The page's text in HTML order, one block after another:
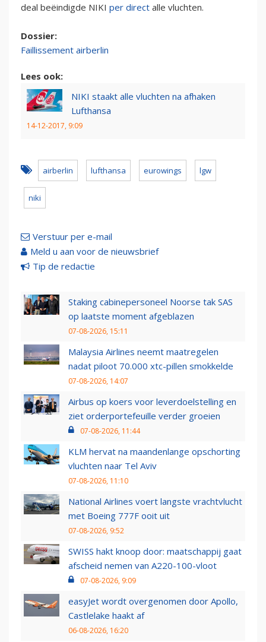
deal beëindigde NIKI per direct alle vluchten.
Dossier:
Faillissement airberlin
Lees ook:
NIKI staakt alle vluchten na afhaken
Lufthansa
14-12-2017, 9:09
airberlin lufthansa eurowings lgw
niki
Verstuur per e-mail
Meld u aan voor de nieuwsbrief
Tip de redactie
Staking cabinepersoneel Noorse tak SAS
op laatste moment afgeblazen
07-08-2026, 15:11
Malaysia Airlines neemt maatregelen
nadat piloot 70.000 xtc-pillen smokkelde
07-08-2026, 14:07
Airbus op koers voor leverdoelstelling en
ziet orderportefeuille verder groeien
07-08-2026, 11:44
KLM hervat na maandenlange opschorting
vluchten naar Tel Aviv
07-08-2026, 11:10
National Airlines voert langste vrachtvlucht
met Boeing 777F ooit uit
07-08-2026, 9:52
SWISS hakt knoop door: maatschappij gaat
afscheid nemen van A220-100-vloot
07-08-2026, 9:09
easyJet wordt overgenomen door Apollo,
Castlelake haakt af
06-08-2026, 16:20